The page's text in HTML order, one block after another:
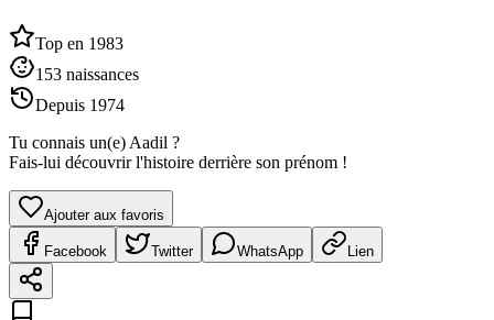
Top en 1983
153 naissances
Depuis 1974
Tu connais un(e) Aadil ?
Fais-lui découvrir l'histoire derrière son prénom !
Ajouter aux favoris
Facebook Twitter WhatsApp Lien